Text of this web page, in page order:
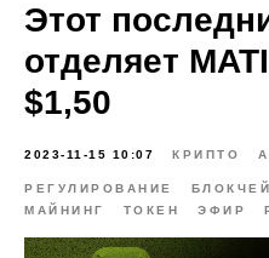
Этот
отделяет
$1,50
2023-11-15 10:07 КРИПТО
РЕГУЛИРОВАНИЕ
МАЙНИНГ
ТОКЕН ЭФИР